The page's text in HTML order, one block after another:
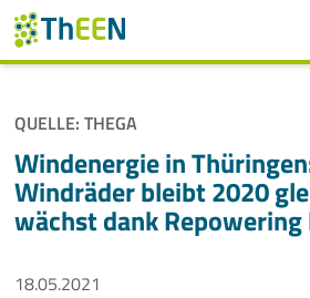
Navigation überspringen
ThEEN
Services
QUELLE: THEGA
Windenergie in
Windräder bleibt 2020
wächst dank
18.05.2021